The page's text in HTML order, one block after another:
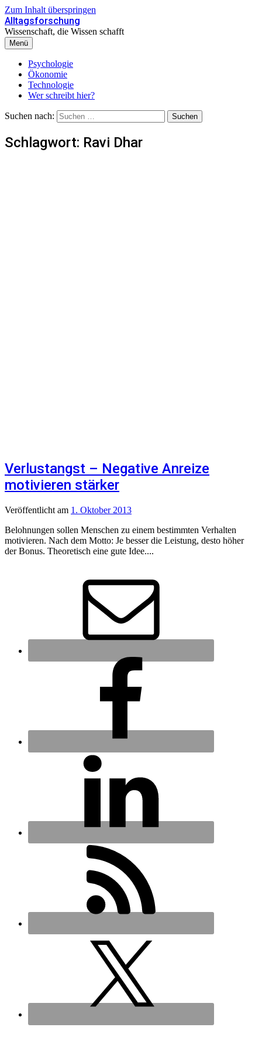
Zum Inhalt überspringen
Alltagsforschung
Wissenschaft, die Wissen schafft
Menü
Psychologie
Ökonomie
Technologie
Wer schreibt hier?
Suchen nach:
Schlagwort: Ravi Dhar
Verlustangst – Negative Anreize
motivieren stärker
Veröffentlicht am 1. Oktober 2013
Belohnungen sollen Menschen zu einem bestimmten Verhalten
motivieren. Nach dem Motto: Je besser die Leistung, desto höher
der Bonus. Theoretisch eine gute Idee....